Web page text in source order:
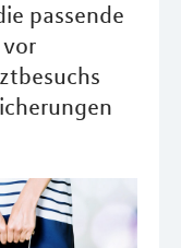
passende
vor